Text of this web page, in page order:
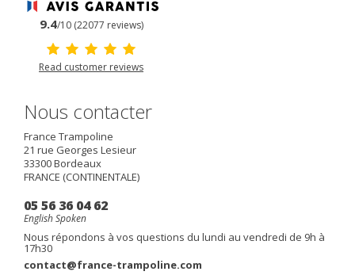
9.4/10 (22077 reviews)
Read customer reviews
Nous contacter
France Trampoline
21 rue Georges Lesieur
33300Bordeaux
FRANCE (CONTINENTALE)
05 56 36 04 62
English Spoken
Nous répondons à vos questions du lundi au vendredi de 9h à
17h30
contact@france-trampoline.com